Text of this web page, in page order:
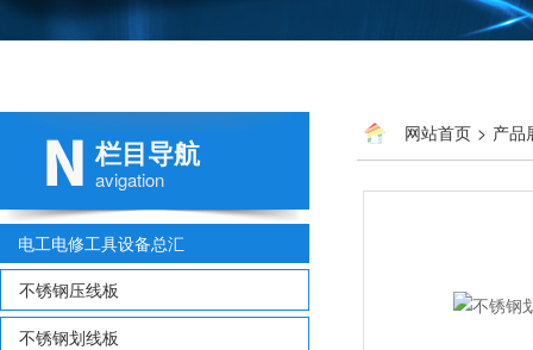
栏目导航
avigation
电工电修工具设备总汇
不锈钢压线板
不锈钢划线板
网站首页 > 产品